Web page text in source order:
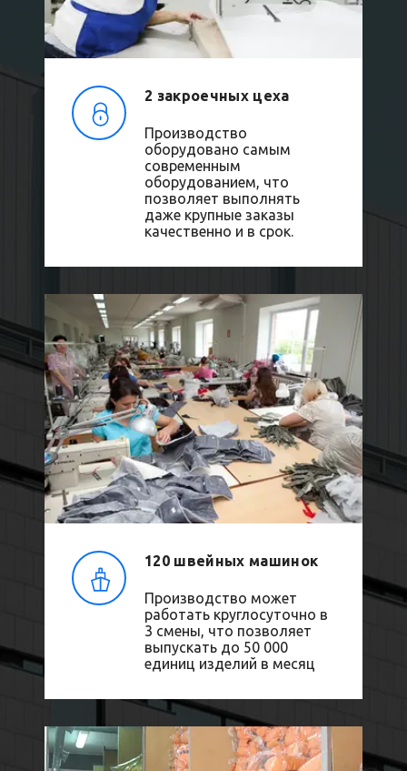
2 закроечных цеха
Производство
оборудовано самым
современным
оборудованием, что
позволяет выполнять
даже крупные заказы
качественно и в срок.
120 швейных машинок
Производство может
работать круглосуточно в
3 смены, что позволяет
выпускать до 50 000
единиц изделий в месяц